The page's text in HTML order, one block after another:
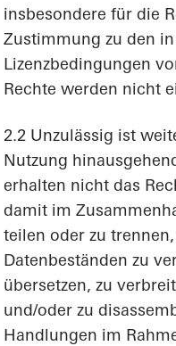
insbesondere für die
Zustimmung zu den
Lizenzbedingungen
Rechte werden nicht
2.2 Unzulässig ist
Nutzung
erhalten nicht das
damit im
teilen oder zu
Datenbeständen zu
übersetzen, zu
und/oder zu
Handlungen im